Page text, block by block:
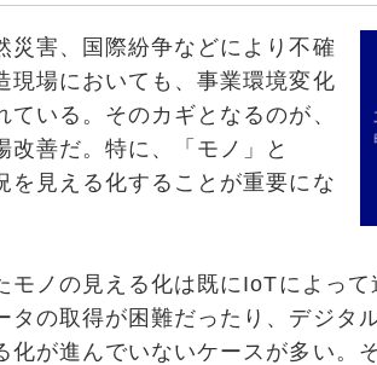
害、国際紛争などにより不確
現場においても、事業環境変化
いる。そのカギとなるのが、
改善だ。特に、「モノ」と
を見える化することが重要にな
ノの見える化は既にIoTによって
タの取得が困難だったり、デジタ
化が進んでいないケースが多い。